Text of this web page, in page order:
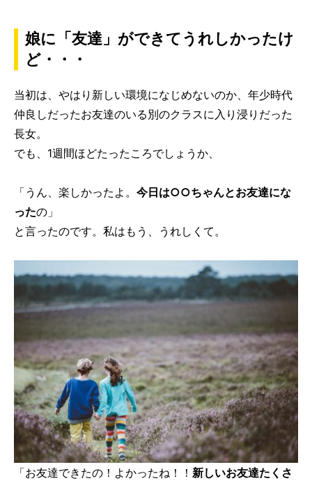
娘に「友達」ができてうれしかったけ
ど・・・
当初は、やはり新しい環境になじめないのか、年少時代
仲良しだったお友達のいる別のクラスに入り浸りだった
長女。
でも、1週間ほどたったころでしょうか、
「うん、楽しかったよ。 今日は○○ちゃんとお友達にな
ったの」
と言ったのです。私はもう、うれしくて。
「お友達できたの！よかったね！！ 新しいお友達たくさ